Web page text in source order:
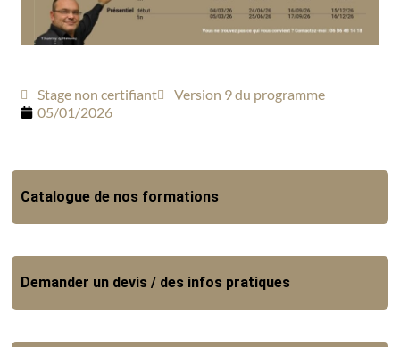
Stage non certifiant
Version 9 du programme
05/01/2026
Catalogue de nos formations
Demander un devis / des infos pratiques